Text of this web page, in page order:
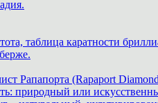
таблица каратности
Рапапорта (Rapaport
природный или